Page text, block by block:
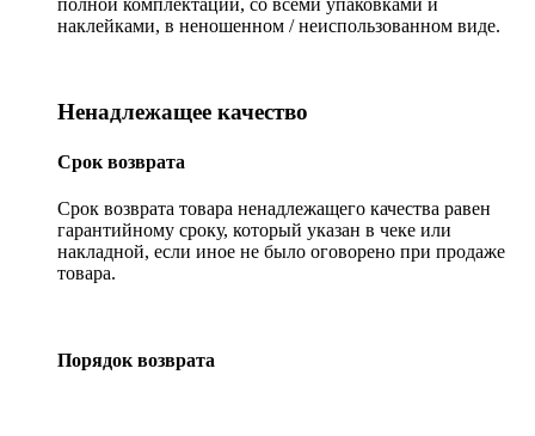
наклейками, в неношенном / неиспользованном виде.
Ненадлежащее качество
Срок возврата
Срок возврата товара ненадлежащего качества равен
гарантийному сроку, который указан в чеке или
накладной, если иное не было оговорено при продаже
товара.
Порядок возврата